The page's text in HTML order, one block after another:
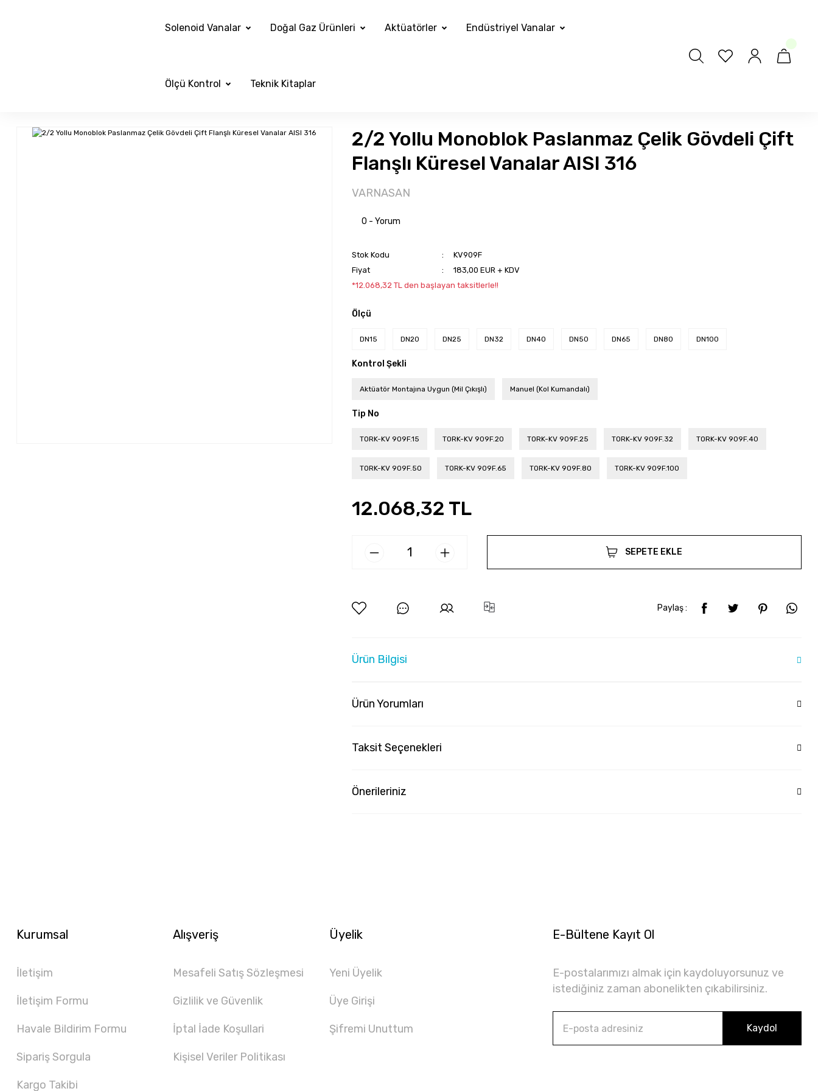
Solenoid Vanalar Doğal Gaz Ürünleri Aktüatörler Endüstriyel Vanalar
Ölçü Kontrol Teknik Kitaplar
2/2 Yollu Monoblok Paslanmaz Çelik Gövdeli Çift
Flanşlı Küresel Vanalar AISI 316
VARNASAN
0 - Yorum
Stok Kodu
KV909F
Fiyat
183,00 EUR + KDV
*12.068,32 TL den başlayan taksitlerle!!
Ölçü
DN15 DN20 DN25 DN32 DN40 DN50 DN65 DN80 DN100
Kontrol Şekli
Aktüatör Montajına Uygun (Mil Çıkışlı) Manuel (Kol Kumandalı)
Tip No
TORK-KV 909F.15 TORK-KV 909F.20 TORK-KV 909F.25 TORK-KV 909F.32 TORK-KV 909F.40
TORK-KV 909F.50 TORK-KV 909F.65 TORK-KV 909F.80 TORK-KV 909F.100
12.068,32 TL
SEPETE EKLE
Paylaş :
Ürün Bilgisi
Ürün Yorumları
Taksit Seçenekleri
Önerileriniz
Kurumsal
İletişim
İletişim Formu
Havale Bildirim Formu
Sipariş Sorgula
Kargo Takibi
Alışveriş
Mesafeli Satış Sözleşmesi
Gizlilik ve Güvenlik
İptal İade Koşullari
Kişisel Veriler Politikası
Üyelik
Yeni Üyelik
Üye Girişi
Şifremi Unuttum
E-Bültene Kayıt Ol
E-postalarımızı almak için kaydoluyorsunuz ve
istediğiniz zaman abonelikten çıkabilirsiniz.
Kaydol